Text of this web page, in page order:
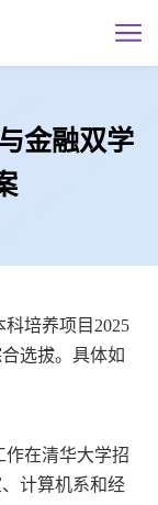
金融双学
培养项目2025
选拔。具体如
作在清华大学招
计算机系和经